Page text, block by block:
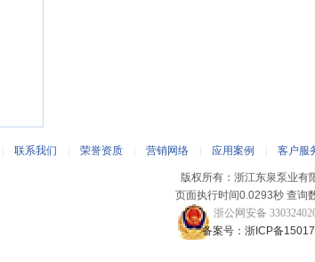
联系我们 荣誉资质 营销网络 应用案例 客户服
版权所有：浙江东泉泵业
页面执行时间0.0293秒 查询
浙公网安备
备案号：浙ICP备